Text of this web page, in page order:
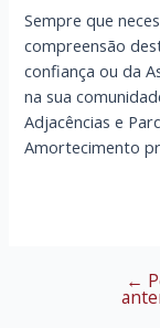
Sempre que
compreensão
confiança ou da
na sua
Adjacências e
Amortecimento
Navegação
←